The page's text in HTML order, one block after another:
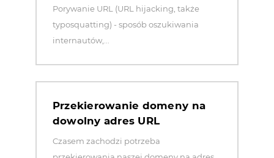
Porywanie URL (URL hijacking, także
typosquatting) - sposób oszukiwania
internautów,...
Przekierowanie domeny na
dowolny adres URL
Czasem zachodzi potrzeba